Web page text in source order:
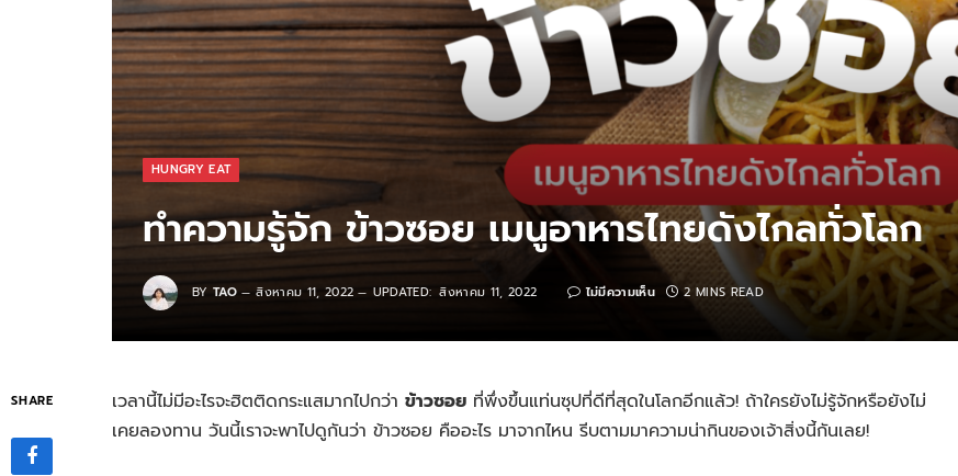
HUNGRY EAT
ทำความรู้จัก ข้าวซอย เมนูอาหารไทยดังไกลทั่วโลก
BY TAO สิงหาคม 11, 2022 UPDATED: สิงหาคม 11, 2022 ไม่มีความเห็น 2 MINS READ
SHARE เวลานี้ไม่มีอะไรจะฮิตติดกระแสมากไปกว่า ข้าวซอย ที่พึ่งขึ้นแท่นซุปที่ดีที่สุดในโลกอีกแล้ว! ถ้าใครยังไม่รู้จักหรือยังไม่
เคยลองทาน วันนี้เราจะพาไปดูกันว่า ข้าวซอย คืออะไร มาจากไหน รีบตามมาความน่ากินของเจ้าสิ่งนี้กันเลย!